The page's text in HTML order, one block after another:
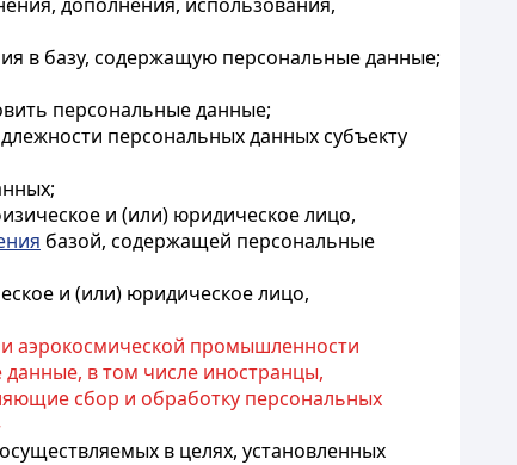
в базу, содержащую персональные данные;
персональные данные;
персональных данных субъекту
и (или) юридическое лицо,
базой, содержащей персональные
и (или) юридическое лицо,
аэрокосмической промышленности
в том числе иностранцы,
сбор и обработку персональных
в целях, установленных